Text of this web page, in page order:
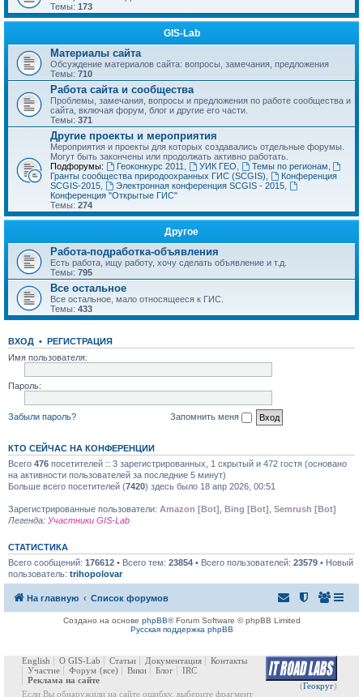
Темы: 173
GIS-Lab
Материалы сайта
Обсуждение материалов сайта: вопросы, замечания, предложения
Темы: 710
Работа сайта и сообщества
Проблемы, замечания, вопросы и предложения по работе сообщества и
сайта, включая форум, блог и другие его части.
Темы: 371
Другие проекты и мероприятия
Мероприятия и проекты для которых создавались отдельные форумы.
Могут быть закончены или продолжать активно работать.
Подфорумы:
Геоконкурс 2011 УИК ГЕО Темы по регионам
Гранты сообщества природоохранных ГИС (SCGIS)
Конференция
SCGIS-2015
Электронная конференция SCGIS - 2015,
Конференция "Открытые ГИС"
Темы: 274
Другое
Работа-подработка-объявления
Есть работа, ищу работу, хочу сделать объявление и т.д.
Темы: 795
Все остальное
Все остальное, мало относящееся к ГИС.
Темы: 433
ВХОД • РЕГИСТРАЦИЯ
Имя пользователя:
Пароль:
Забыли пароль? Запомнить меня
КТО СЕЙЧАС НА КОНФЕРЕНЦИИ
Всего 476 посетителей :: 3 зарегистрированных, 1 скрытый и 472 гостя (основано
на активности пользователей за последние 5 минут)
Больше всего посетителей (7420) здесь было 18 апр 2026, 00:51
Зарегистрированные пользователи: Amazon [Bot] Bing [Bot] Semrush [Bot]
Легенда: Участники GIS-Lab
СТАТИСТИКА
Всего сообщений: 176612 • Всего тем: 23854 • Всего пользователей: 23579 • Новый
пользователь: trihopolovar
На главную Список форумов
Создано на основе phpBB® Forum Software © phpBB Limited
Русская поддержка phpBB
(Геокруг)
English О GIS-Lab Статьи Документация
Контакты
Участие
Форум (все) Вики Блог
IRC
Реклама на сайте
Если Вы обнаружили на сайте ошибку, выберите фрагмент